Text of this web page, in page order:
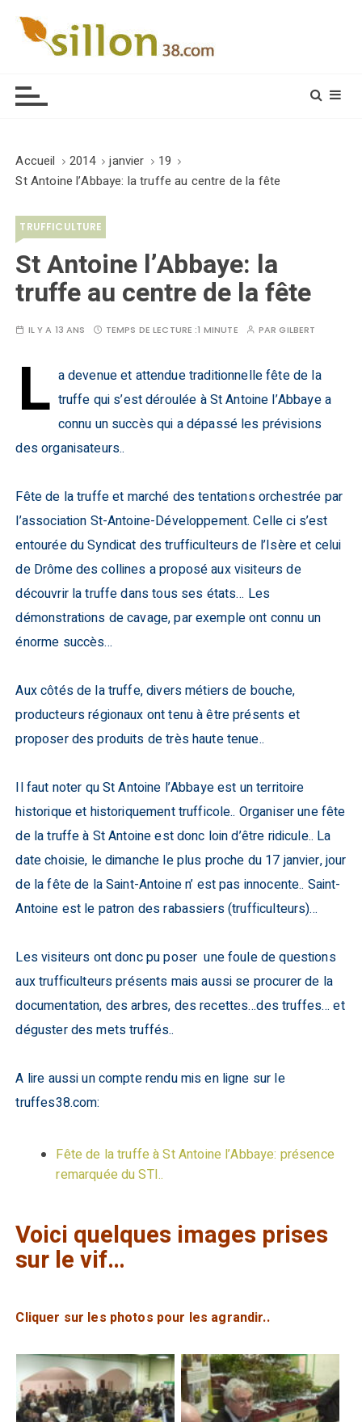
Accueil 2014 janvier
19
St Antoine l’Abbaye: la truffe au centre de la fête
TRUFFICULTURE
St Antoine l’Abbaye: la
truffe au centre de la fête
IL Y A 13 ANS TEMPS DE LECTURE :1 MINUTE PARGILBERT
L a devenue et attendue traditionnelle fête de la
truffe qui s’est déroulée à St Antoine l’Abbaye a
connu un succès qui a dépassé les prévisions
des organisateurs..
Fête de la truffe et marché des tentations orchestrée par
l’association St-Antoine-Développement. Celle ci s’est
entourée du Syndicat des trufficulteurs de l’Isère et celui
de Drôme des collines a proposé aux visiteurs de
découvrir la truffe dans tous ses états… Les
démonstrations de cavage, par exemple ont connu un
énorme succès…
Aux côtés de la truffe, divers métiers de bouche,
producteurs régionaux ont tenu à être présents et
proposer des produits de très haute tenue..
Il faut noter qu St Antoine l’Abbaye est un territoire
historique et historiquement trufficole.. Organiser une fête
de la truffe à St Antoine est donc loin d’être ridicule.. La
date choisie, le dimanche le plus proche du 17 janvier, jour
de la fête de la Saint-Antoine n’ est pas innocente.. Saint-
Antoine est le patron des rabassiers (trufficulteurs)…
Les visiteurs ont donc pu poser une foule de questions
aux trufficulteurs présents mais aussi se procurer de la
documentation, des arbres, des recettes…des truffes… et
déguster des mets truffés..
A lire aussi un compte rendu mis en ligne sur le
truffes38.com:
Fête de la truffe à St Antoine l’Abbaye: présence
remarquée du STI..
Voici quelques images prises
sur le vif…
Cliquer sur les photos pour les agrandir..